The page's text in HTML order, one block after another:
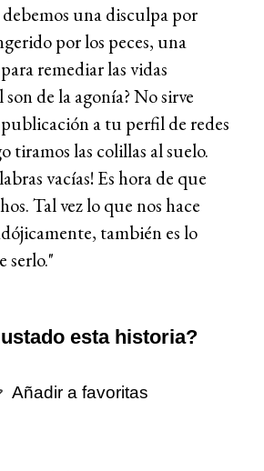
una disculpa por
por los peces, una
remediar las vidas
son de la agonía? No sirve
a tu perfil de redes
tiramos las colillas al suelo.
vacías! Es hora de que
Tal vez lo que nos hace
también es lo
serlo."
esta historia?
Añadir a favoritas